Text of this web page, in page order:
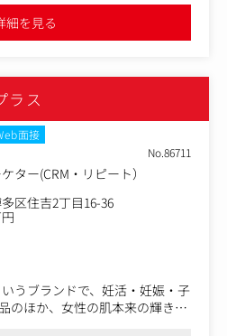
キルを活かし、企画から制作ま
きます！
メインビジュアル制作
案
クリエイティブのデザイン
細を見る
ラス
面接
No.86711
ター(CRM・リピート）
区住吉2丁目16-36
うブランドで、妊活・妊娠・子
のほか、女性の肌本来の輝きを